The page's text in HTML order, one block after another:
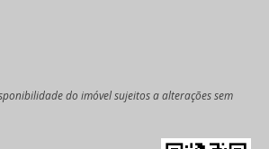
do imóvel sujeitos a alterações sem